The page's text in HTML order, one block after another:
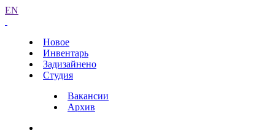
EN
Новое
Инвентарь
Задизайнено
Студия
Вакансии
Архив